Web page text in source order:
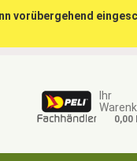
Ihr
0,00
vorübergehend